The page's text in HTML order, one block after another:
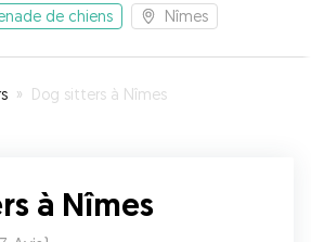
de chiens Nîmes
» Dog sitters à Nîmes
à Nîmes